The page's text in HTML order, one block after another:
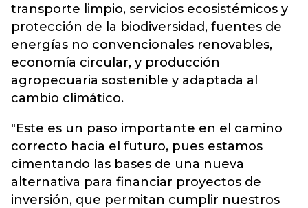
transporte limpio, servicios ecosistémicos y
protección de la biodiversidad, fuentes de
energías no convencionales renovables,
economía circular, y producción
agropecuaria sostenible y adaptada al
cambio climático.
"Este es un paso importante en el camino
correcto hacia el futuro, pues estamos
cimentando las bases de una nueva
alternativa para financiar proyectos de
inversión, que permitan cumplir nuestros